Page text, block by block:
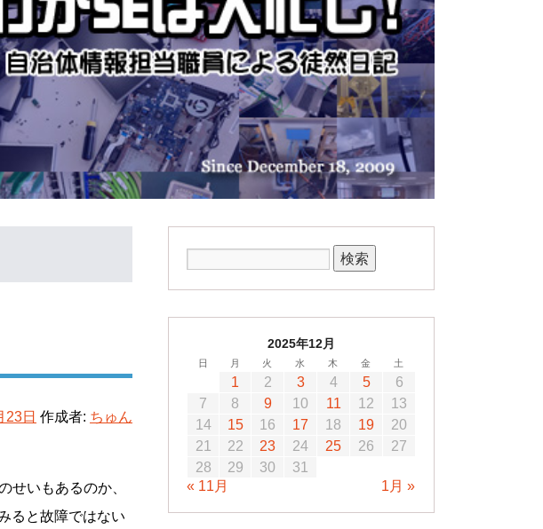
23日 作成者: ちゅん
せいもあるのか、
ると故障ではない
2025年12月
日 月 火 水 木 金 土
1 2 3 4 5
6
7
8 9 10 11 12
13
14
15 16 17 18 19
20
21
22 23 24 25 26
27
28
29 30
31
« 11月
1月 »